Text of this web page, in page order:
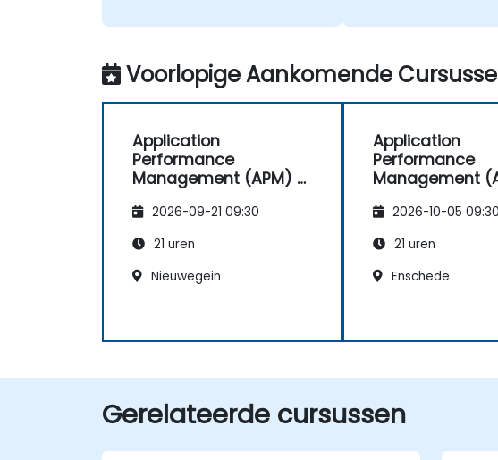
Voorlopige Aankomende
Application
Performance
Management (APM) –
Dynatrace®-
softwareproduct
2026-09-21 09:30
21 uren
Nieuwegein
Application
Performance
Management
Dynatrace®-
softwareproduct
2026-10-05 09:30
21 uren
Enschede
Gerelateerde cursussen